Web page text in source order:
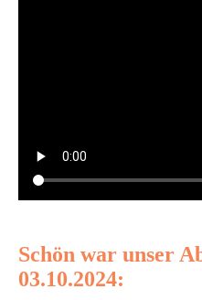
Schön war unser
03.10.2024: